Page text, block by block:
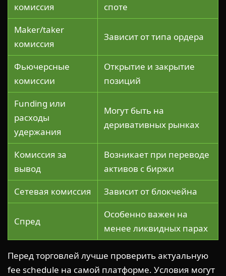
комиссия
споте
Maker/taker
комиссия
Зависит от типа ордера
Фьючерсные
комиссии
Открытие и закрытие
позиций
Funding или
расходы
удержания
Могут быть на
деривативных рынках
Комиссия за
вывод
Возникает при переводе
активов с биржи
Сетевая комиссия
Зависит от блокчейна
Спред
Особенно важен на
менее ликвидных парах
Перед торговлей лучше проверить актуальную
fee schedule на самой платформе. Условия могут